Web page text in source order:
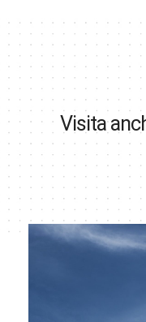
Visita